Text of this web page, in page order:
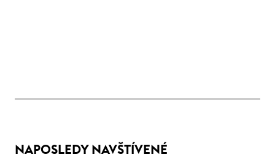
NAPOSLEDY NAVŠTÍVENÉ